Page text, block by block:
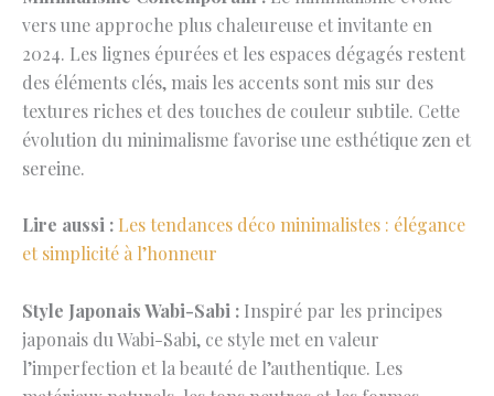
vers une approche plus chaleureuse et invitante en
2024. Les lignes épurées et les espaces dégagés restent
des éléments clés, mais les accents sont mis sur des
textures riches et des touches de couleur subtile. Cette
évolution du minimalisme favorise une esthétique zen et
sereine.
Lire aussi : Les tendances déco minimalistes : élégance
et simplicité à l’honneur
Style Japonais Wabi-Sabi : Inspiré par les principes
japonais du Wabi-Sabi, ce style met en valeur
l’imperfection et la beauté de l’authentique. Les